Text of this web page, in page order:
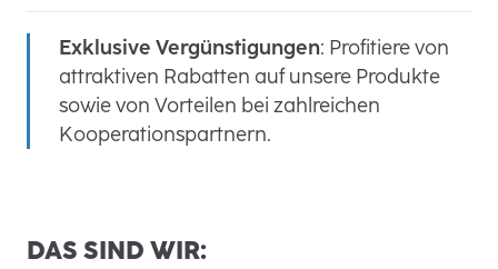
Exklusive Vergünstigungen: Profitiere von
attraktiven Rabatten auf unsere Produkte
sowie von Vorteilen bei zahlreichen
Kooperationspartnern.
DAS SIND WIR: